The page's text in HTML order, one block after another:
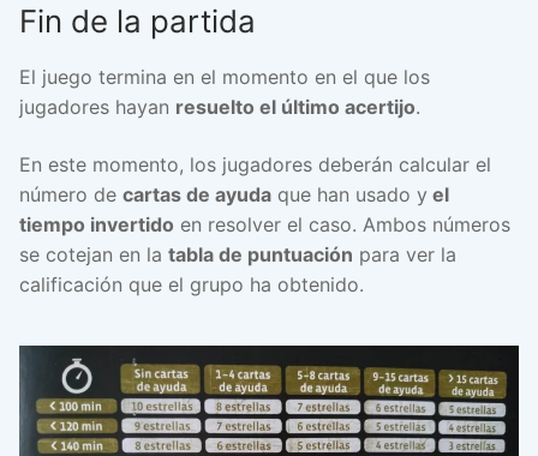
Fin de la partida
El juego termina en el momento en el que los
jugadores hayan resuelto el último acertijo.
En este momento, los jugadores deberán calcular el
número de cartas de ayuda que han usado y el
tiempo invertido en resolver el caso. Ambos números
se cotejan en la tabla de puntuación para ver la
calificación que el grupo ha obtenido.